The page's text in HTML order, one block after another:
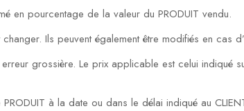
en pourcentage de la valeur du PRODUIT vendu.
Ils peuvent également être modifiés en cas
grossière. Le prix applicable est celui indiqué
à la date ou dans le délai indiqué au